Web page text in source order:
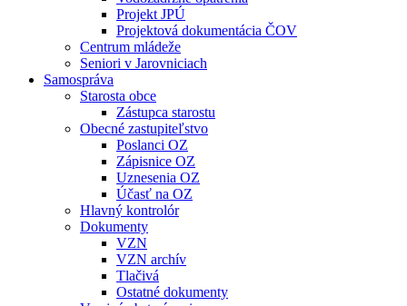
Projekt JPÚ
Projektová dokumentácia ČOV
Centrum mládeže
Seniori v Jarovniciach
Samospráva
Starosta obce
Zástupca starostu
Obecné zastupiteľstvo
Poslanci OZ
Zápisnice OZ
Uznesenia OZ
Účasť na OZ
Hlavný kontrolór
Dokumenty
VZN
VZN archív
Tlačivá
Ostatné dokumenty